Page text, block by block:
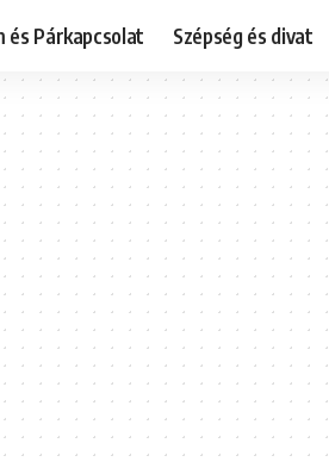
és Párkapcsolat Szépség és divat